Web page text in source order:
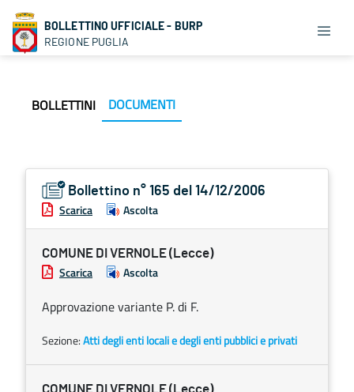
BOLLETTINO UFFICIALE - BURP
REGIONE PUGLIA
BOLLETTINI DOCUMENTI
Bollettino n° 165 del 14/12/2006
Scarica Ascolta
COMUNE DI VERNOLE (Lecce)
Scarica Ascolta
Approvazione variante P. di F.
Sezione:Atti degli enti locali e degli enti pubblici e privati
COMUNE DI VERNOLE (Lecce)